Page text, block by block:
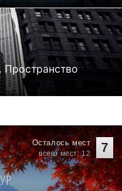
Пространство
7
Осталось мест
всего мест: 12